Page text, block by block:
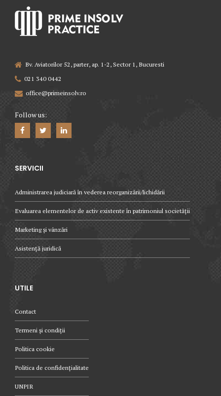
Bv. Aviatorilor 52, parter, ap. 1-2, Sector 1, Bucuresti
021 340 0442
office@primeinsolv.ro
Follow us:
SERVICII
Administrarea judiciară în vederea reorganizării/lichidării
Evaluarea elementelor de activ existente în patrimoniul societății
Marketing și vânzări
Asistență juridică
UTILE
Contact
Termeni și condiții
Politica cookie
Politica de confidențialitate
UNPIR